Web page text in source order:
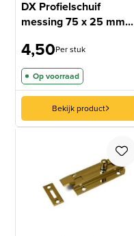
DX Profielschuif
messing 75 x 25 mm...
4,50Per stuk
Op voorraad
Bekijk product